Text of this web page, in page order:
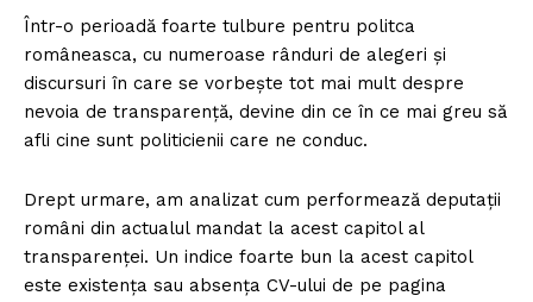
Într-o perioadă foarte tulbure pentru politca
româneasca, cu numeroase rânduri de alegeri și
discursuri în care se vorbește tot mai mult despre
nevoia de transparență, devine din ce în ce mai greu să
afli cine sunt politicienii care ne conduc.
Drept urmare, am analizat cum performează deputații
români din actualul mandat la acest capitol al
transparenței. Un indice foarte bun la acest capitol
este existența sau absența CV-ului de pe pagina